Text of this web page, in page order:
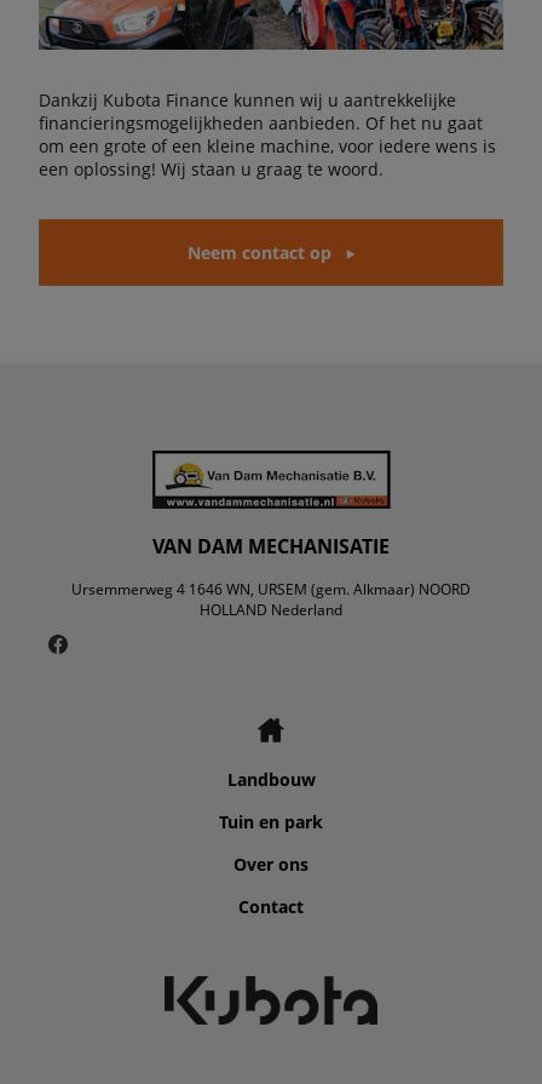
Dankzij Kubota Finance kunnen wij u aantrekkelijke
financieringsmogelijkheden aanbieden. Of het nu gaat
om een grote of een kleine machine, voor iedere wens is
een oplossing! Wij staan u graag te woord.
Neem contact op
VAN DAM MECHANISATIE
Ursemmerweg 4 1646 WN, URSEM (gem. Alkmaar) NOORD
HOLLAND Nederland
Landbouw
Tuin en park
Over ons
Contact